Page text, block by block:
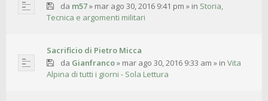
da m57» mar ago 30, 2016 9:41 pm » in Storia,
Tecnica e argomenti militari
Sacrificio di Pietro Micca
da Gianfranco» mar ago 30, 2016 9:33 am » in Vita
Alpina di tutti i giorni - Sola Lettura